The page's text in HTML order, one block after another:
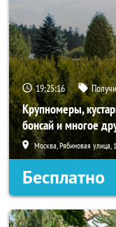
19:25:15
Крупномеры,
бонсай и многое
Москва, Рябиновая улица,
Бесплатно